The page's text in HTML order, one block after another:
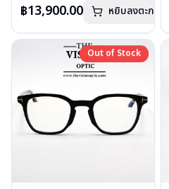
เลนส์ : Demo lens
น้ำหนัก : 24 กรัม
อุปกรณ์ : กล่องแว่น, ผ้าเช็ดแว่น
การรับประกัน : 1 ปี
กรุณาติดต่อเราคลิก
฿13,900.00 หยิบลงตะกร้า
Out of Stock
Out of Stock